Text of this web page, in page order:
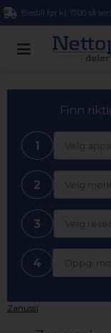
Bestill før kl. 17.00 så
Finn
1 Velg
2 Velg
3 Velg
4
Zanussi